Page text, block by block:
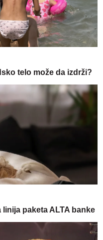
telo može da izdrži?
paketa ALTA banke